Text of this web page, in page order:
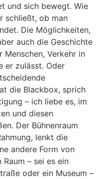
und sich bewegt. Wie
schließt, ob man
Die Möglichkeiten,
auch die Geschichte
Menschen, Verkehr in
er zulässt. Oder
die Blackbox, sprich
– ich liebe es, im
und diesen
Der Bühnenraum
lenkt die
andere Form von
– sei es ein
oder ein Museum –